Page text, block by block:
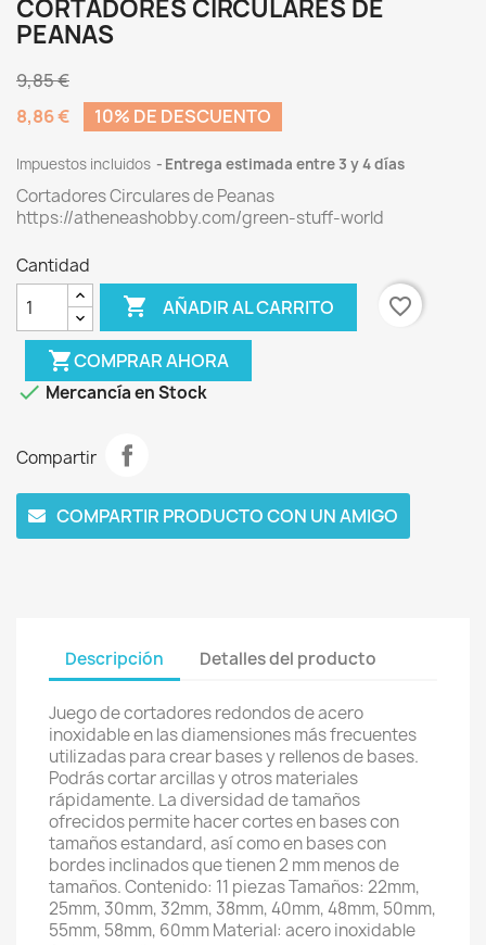
CORTADORES CIRCULARES DE
PEANAS
9,85 €
8,86 €
10% DE DESCUENTO
Impuestos incluidos Entrega estimada entre 3 y 4 días
Cortadores Circulares de Peanas
https://atheneashobby.com/green-stuff-world
Cantidad
 AÑADIR AL CARRITO favorite_border
shopping_cartCOMPRAR AHORA
 Mercancía en Stock
Compartir
COMPARTIR PRODUCTO CON UN AMIGO
Descripción Detalles del producto
Juego de cortadores redondos de acero
inoxidable en las diamensiones más frecuentes
utilizadas para crear bases y rellenos de bases.
Podrás cortar arcillas y otros materiales
rápidamente. La diversidad de tamaños
ofrecidos permite hacer cortes en bases con
tamaños estandard, así como en bases con
bordes inclinados que tienen 2 mm menos de
tamaños. Contenido: 11 piezas Tamaños: 22mm,
25mm, 30mm, 32mm, 38mm, 40mm, 48mm, 50mm,
55mm, 58mm, 60mm Material: acero inoxidable